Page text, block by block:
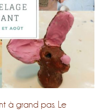
à grand pas. Le